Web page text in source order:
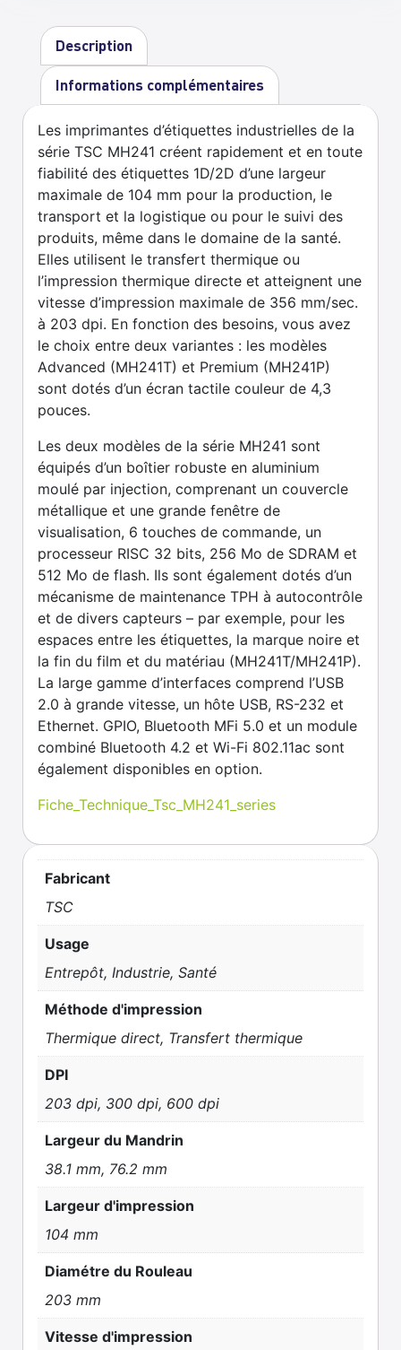
Description
Informations complémentaires
Les imprimantes d’étiquettes industrielles de la
série TSC MH241 créent rapidement et en toute
fiabilité des étiquettes 1D/2D d’une largeur
maximale de 104 mm pour la production, le
transport et la logistique ou pour le suivi des
produits, même dans le domaine de la santé.
Elles utilisent le transfert thermique ou
l’impression thermique directe et atteignent une
vitesse d’impression maximale de 356 mm/sec.
à 203 dpi. En fonction des besoins, vous avez
le choix entre deux variantes : les modèles
Advanced (MH241T) et Premium (MH241P)
sont dotés d’un écran tactile couleur de 4,3
pouces.
Les deux modèles de la série MH241 sont
équipés d’un boîtier robuste en aluminium
moulé par injection, comprenant un couvercle
métallique et une grande fenêtre de
visualisation, 6 touches de commande, un
processeur RISC 32 bits, 256 Mo de SDRAM et
512 Mo de flash. Ils sont également dotés d’un
mécanisme de maintenance TPH à autocontrôle
et de divers capteurs – par exemple, pour les
espaces entre les étiquettes, la marque noire et
la fin du film et du matériau (MH241T/MH241P).
La large gamme d’interfaces comprend l’USB
2.0 à grande vitesse, un hôte USB, RS-232 et
Ethernet. GPIO, Bluetooth MFi 5.0 et un module
combiné Bluetooth 4.2 et Wi-Fi 802.11ac sont
également disponibles en option.
Fiche_Technique_Tsc_MH241_series
Fabricant
TSC
Usage
Entrepôt, Industrie, Santé
Méthode d'impression
Thermique direct, Transfert thermique
DPI
203 dpi, 300 dpi, 600 dpi
Largeur du Mandrin
38.1 mm, 76.2 mm
Largeur d'impression
104 mm
Diamétre du Rouleau
203 mm
Vitesse d'impression